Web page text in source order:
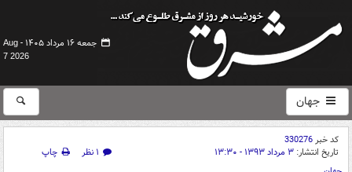
جمعه ۱۶ مرداد ۱۴۰۵ -
Aug
7 2026
جهان
کد خبر330276
تاریخ انتشار: ۳ مرداد ۱۳۹۳ - ۱۳:۳۰ ۱ نظر
چاپ